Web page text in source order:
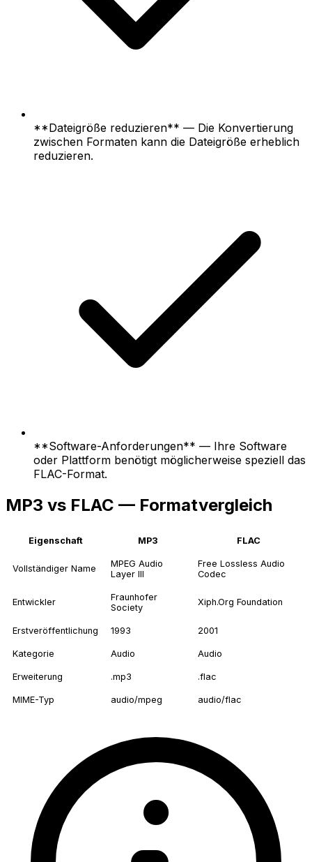
**Dateigröße reduzieren** — Die Konvertierung
zwischen Formaten kann die Dateigröße erheblich
reduzieren.
**Software-Anforderungen** — Ihre Software
oder Plattform benötigt möglicherweise speziell das
FLAC-Format.
MP3 vs FLAC — Formatvergleich
Eigenschaft MP3 FLAC
Vollständiger Name
MPEG Audio
Layer III
Free Lossless Audio
Codec
Entwickler
Fraunhofer
Society
Xiph.Org Foundation
Erstveröffentlichung 1993 2001
Kategorie Audio Audio
Erweiterung .mp3 .flac
MIME-Typ audio/mpeg audio/flac